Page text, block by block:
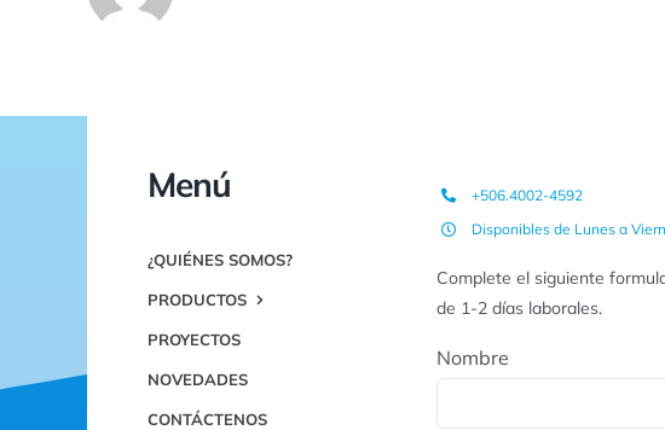
Menú
¿QUIÉNES SOMOS?
PRODUCTOS
PROYECTOS
NOVEDADES
CONTÁCTENOS
+506.4002-4592
Disponibles de Lunes a
Complete el siguiente
de 1-2 días laborales.
Nombre